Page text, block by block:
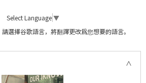
Select Language ▼
選擇谷歌語言，將翻譯更改爲您想要的語言。